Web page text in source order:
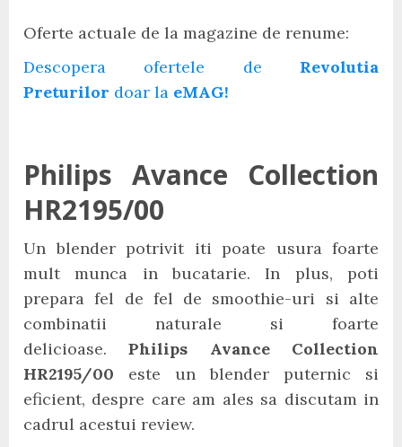
Oferte actuale de la magazine de renume:
Descopera ofertele de Revolutia
Preturilor doar la eMAG!
Philips Avance Collection
HR2195/00
Un blender potrivit iti poate usura foarte
mult munca in bucatarie. In plus, poti
prepara fel de fel de smoothie-uri si alte
combinatii naturale si foarte
delicioase.Philips Avance Collection
HR2195/00 este un blender puternic si
eficient, despre care am ales sa discutam in
cadrul acestui review.